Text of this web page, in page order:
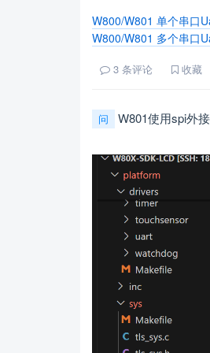
W800/W801 单个串口
W800/W801 多个串口
3 条评论 收藏
问 W801使用spi外